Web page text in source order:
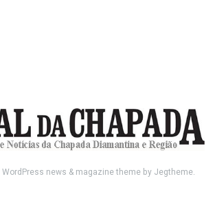
WordPress news & magazine theme by Jegtheme.